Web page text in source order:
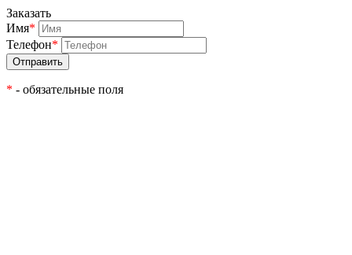
Заказать
Имя*
Телефон*
* - обязательные поля